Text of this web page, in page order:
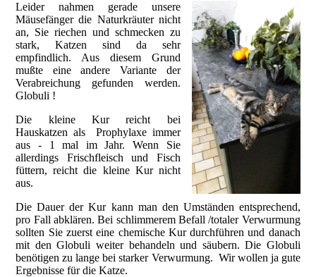
Leider nahmen gerade unsere
Mäusefänger die Naturkräuter nicht
an, Sie riechen und schmecken zu
stark, Katzen sind da sehr
empfindlich. Aus diesem Grund
mußte eine andere Variante der
Verabreichung gefunden werden.
Globuli !
Die kleine Kur reicht bei
Hauskatzen als Prophylaxe immer
aus - 1 mal im Jahr. Wenn Sie
allerdings Frischfleisch und Fisch
füttern, reicht die kleine Kur nicht
aus.
Die Dauer der Kur kann man den Umständen entsprechend,
pro Fall abklären. Bei schlimmerem Befall /totaler Verwurmung
sollten Sie zuerst eine chemische Kur durchführen und danach
mit den Globuli weiter behandeln und säubern. Die Globuli
benötigen zu lange bei starker Verwurmung. Wir wollen ja gute
Ergebnisse für die Katze.